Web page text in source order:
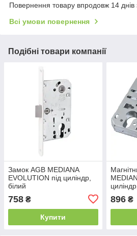
Повернення товару впродовж 14 днів
Всі умови повернення
Подібні товари компанії
Замок AGB MEDIANA
EVOLUTION під циліндр,
білий
758 ₴
Купити
896₴